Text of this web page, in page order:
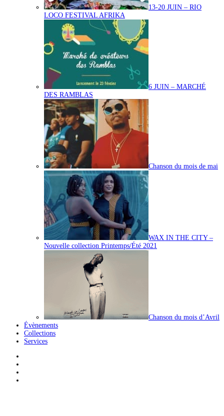
13-20 JUIN – RIO
LOCO FESTIVAL AFRIKA
6 JUIN – MARCHÉ
DES RAMBLAS
Chanson du mois de mai
WAX IN THE CITY –
Nouvelle collection Printemps/Été 2021
Chanson du mois d’Avril
Évènements
Collections
Services